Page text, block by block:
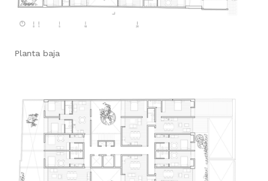
Planta baja